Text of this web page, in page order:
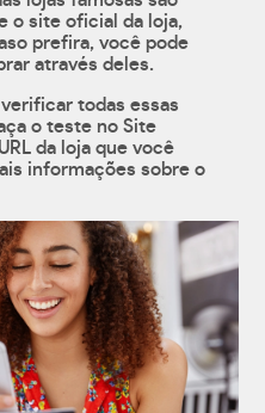
o site oficial da loja,
prefira, você pode
através deles.
todas essas
o teste no Site
da loja que você
informações sobre o